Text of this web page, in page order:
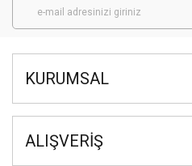
KURUMSAL
ALIŞVERİŞ